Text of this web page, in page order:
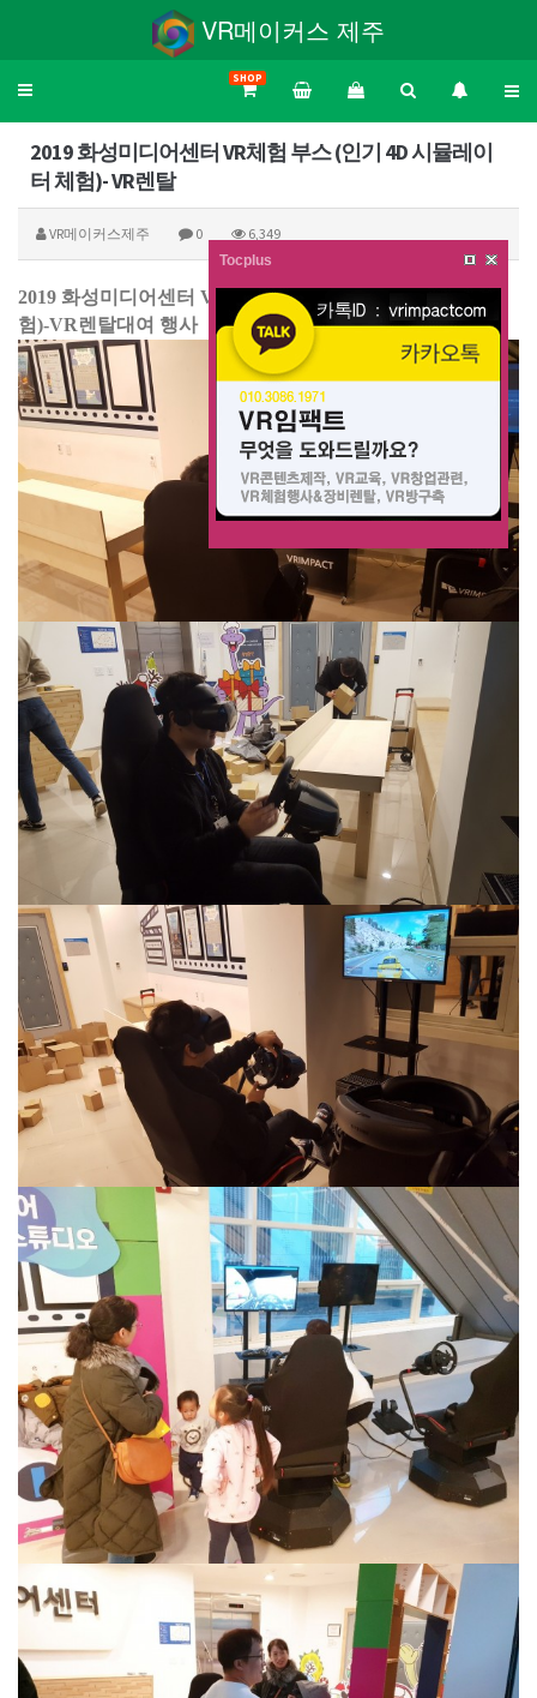
VR메이커스 제주
Toggle
SHOP
2019 화성미디어센터 VR체험 부스 (인기 4D 시뮬레이
터 체험)- VR렌탈
VR메이커스제주 0 6,349
2019 화성미디어센터 VR체험부스(인기4D 시뮬레이터 체
험)-VR렌탈대여 행사
Tocplus